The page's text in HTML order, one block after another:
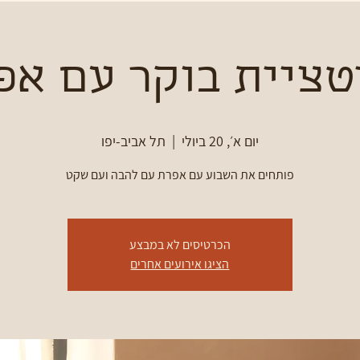
בוקר עם
יום א׳, 20 ביולי
  |
תל אביב-יפו
פותחים את השבוע עם אפרת עם להבה ועם שקט
הכרטיסים לא במבצע
הציגו אירועים אחרים